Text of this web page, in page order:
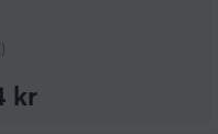
kr